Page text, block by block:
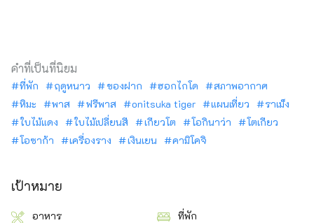
คำที่เป็นที่นิยม
ที่พัก ฤดูหนาว ของฝาก ฮอกไกโด
สภาพอากาศ
หิมะ
พาส ฟรีพาส onitsuka tiger แผนเที่ยว
ราเม็ง
ใบไม้แดง
ใบไม้เปลี่ยนสี เกียวโต โอกินาว่า
โตเกียว
โอซาก้า
เครื่องราง เงินเยน คามิโคจิ
เป้าหมาย
อาหาร ที่พัก